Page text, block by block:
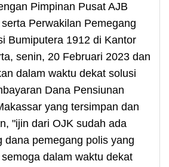
Pimpinan Pusat AJB
Perwakilan Pemegang
Bumiputera 1912 di Kantor
senin, 20 Februari 2023 dan
dalam waktu dekat solusi
Dana Pensiunan
yang tersimpan dan
"ijin dari OJK sudah ada
dana pemegang polis yang
dalam waktu dekat